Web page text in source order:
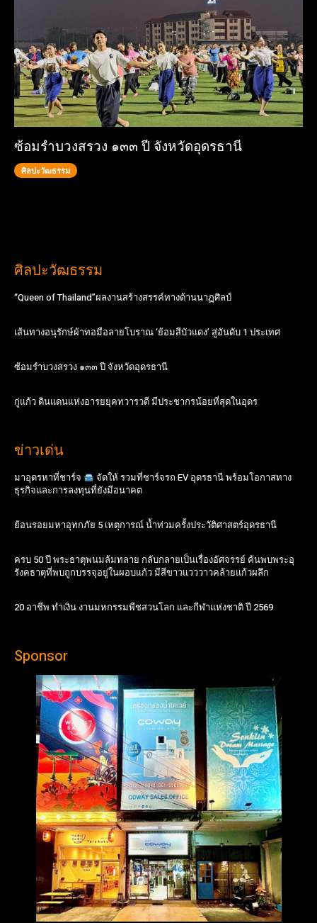
ซ้อมรำบวงสรวง ๑๓๓ ปี จังหวัดอุดรธานี
ศิลปะวัฒธรรม
ศิลปะวัฒธรรม
“Queen of Thailand”ผลงานสร้างสรรค์ทางด้านนาฏศิลป์
เส้นทางอนุรักษ์ผ้าทอมือลายโบราณ ‘ย้อมสีบัวแดง’ สู่อันดับ 1 ประเทศ
ซ้อมรำบวงสรวง ๑๓๓ ปี จังหวัดอุดรธานี
กู่แก้ว ดินแดนแห่งอารยยุคทวารวดี มีประชากรน้อยที่สุดในอุดร
ข่าวเด่น
มาอุดรหาที่ชาร์จ
จัดให้ รวมที่ชาร์จรถ EV อุดรธานี พร้อมโอกาสทาง
ธุรกิจและการลงทุนที่ยังมีอนาคต
ย้อนรอยมหาอุทกภัย 5 เหตุการณ์ น้ำท่วมครั้งประวัติศาสตร์อุดรธานี
ครบ 50 ปี พระธาตุพนมล้มทลาย กลับกลายเป็นเรื่องอัศจรรย์ ค้นพบพระอุ
รังคธาตุที่พบถูกบรรจุอยู่ในผอบแก้ว มีสีขาวแวววาวคล้ายแก้วผลึก
20 อาชีพ ทำเงิน งานมหกรรมพืชสวนโลก และกีฬาแห่งชาติ ปี 2569
Sponsor